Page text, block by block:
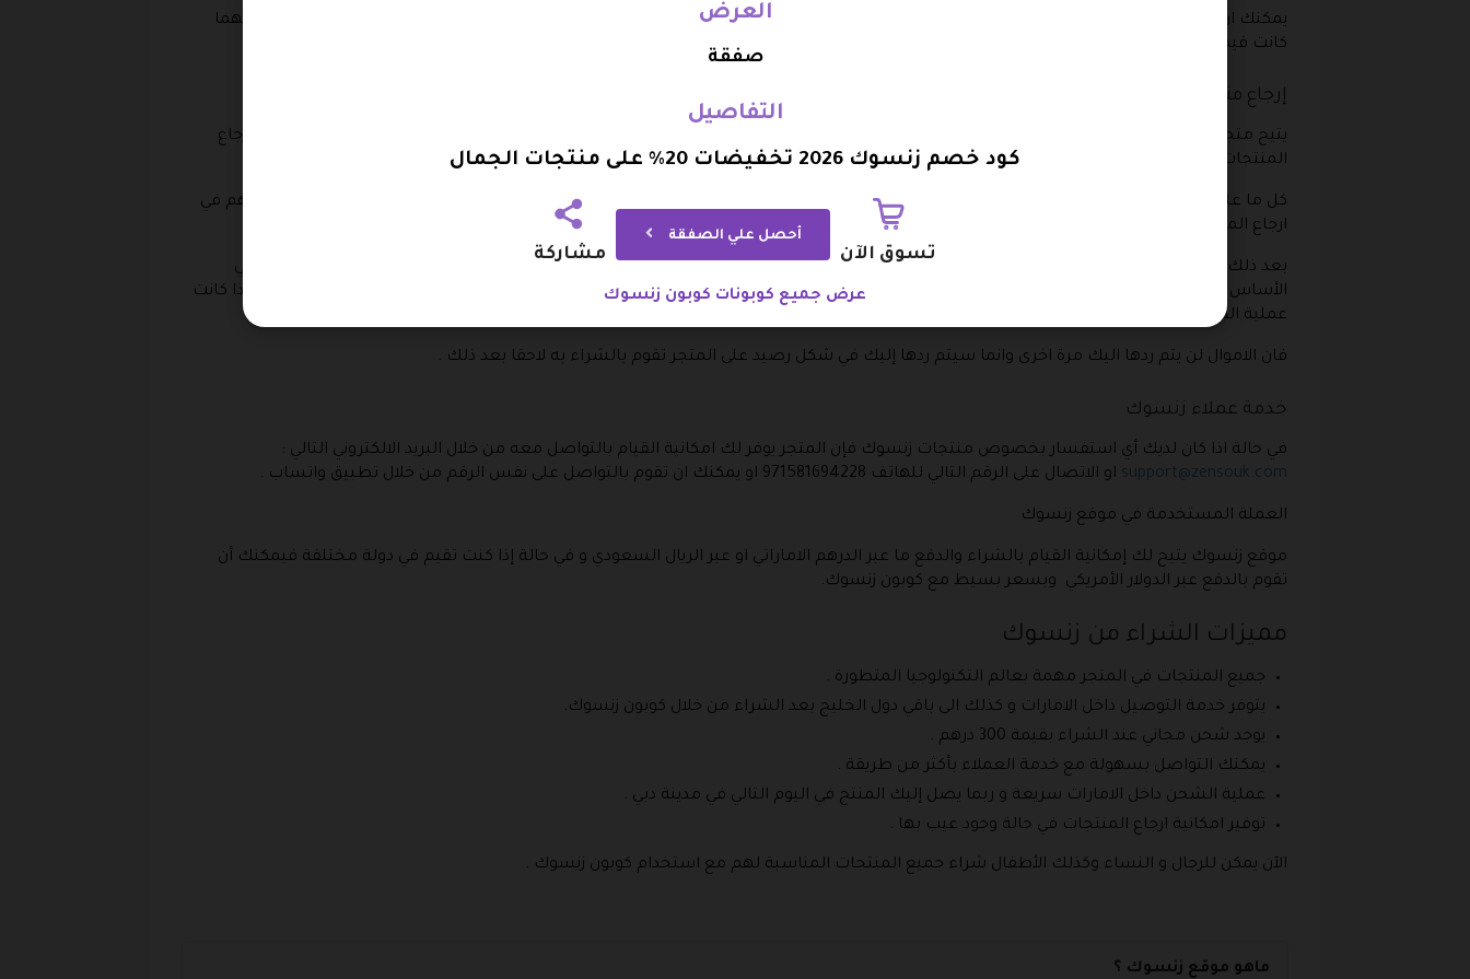
يمكنك ان تحصل على الشحن المجاني في متجر زنسوك في حالة اذا كان الطلب داخل دولة الإمارات فقط الشحن الى خارج دولة الامارات ليس مجاني مهما
كانت قيمة الطلبية و ثانيا لابد ان تكون قيمة المنتجات المشتراة هي 300 درهم أو أكثر من ذلك .
إرجاع منتجات زنسوك
يتيح متجر زنسوك القدرة على إرجاع المنتجات السلبية و في حالتها الأصلية و لا يمكن ذلك على المنتجات التي تم استخدامها كذلك يمكنك أن تقوم بارجاع
المنتجات إلى المتجر مرة اخرى وذلك في حالة إذا بها عيب مصنعي او وصلت اليك عن طريق الخطأ .
كل ما عليك القيام به هو التواصل مع متجر زنسوك خلال ثلاثة أيام من تاريخ استلام المنتجات عبر البريد الالكتروني او عبر رقم الهاتف و ابلاغهم برغبتهم في
ارجاع المنتجات .
بعد ذلك يتم إرجاع المنتجات بالاعتماد على شركة الشحن و في المقابل يتم رد المبلغ المالي المدفوع اليك مرة اخرى و في حالة إذا كانت عملية الدفع في
الأساس قد تمت من خلال استخدام الدفع الإلكتروني مثل البطاقة الائتمانية او باي بال سيتم رد المبلغ المالي المدفوع بنفس الطريقة بينما في حالة إذا كانت
عملية الدفع قد تمت في الأساس من خلال الدفع عند الاستلام .
فان الاموال لن يتم ردها اليك مرة اخرى وانما سيتم ردها إليك في شكل رصيد على المتجر تقوم بالشراء به لاحقا بعد ذلك .
خدمة عملاء زنسوك
في حالة اذا كان لديك أي استفسار بخصوص منتجات زنسوك فإن المتجر يوفر لك امكانية القيام بالتواصل معه من خلال البريد الالكتروني التالي :
support@zensouk.com او الاتصال على الرقم التالي للهاتف 971581694228 او يمكنك ان تقوم بالتواصل على نفس الرقم من خلال تطبيق واتساب .
العملة المستخدمة في موقع زنسوك
موقع زنسوك يتيح لك إمكانية القيام بالشراء والدفع ما عبر الدرهم الاماراتي او عبر الريال السعودي و في حالة إذا كنت تقيم في دولة مختلفة فيمكنك أن
تقوم بالدفع عبر الدولار الأمريكي وبسعر بسيط مع كوبون زنسوك.
مميزات الشراء من زنسوك
جميع المنتجات في المتجر مهمة بعالم التكنولوجيا المتطورة .
يتوفر خدمة التوصيل داخل الامارات و كذلك الى باقي دول الخليج بعد الشراء من خلال كوبون زنسوك.
يوجد شحن مجاني عند الشراء بقيمة 300 درهم .
يمكنك التواصل بسهولة مع خدمة العملاء بأكثر من طريقة .
عملية الشحن داخل الامارات سريعة و ربما يصل إليك المنتج في اليوم التالي في مدينة دبي .
توفير امكانية ارجاع المنتجات في حالة وجود عيب بها .
الآن يمكن للرجال و النساء وكذلك الأطفال شراء جميع المنتجات المناسبة لهم مع استخدام كوبون زنسوك .
ماهو موقع زنسوك ؟
العرض
صفقة
التفاصيل
كود خصم زنسوك 2026 تخفيضات 20% على منتجات الجمال
تسوق الآن
أحصل علي الصفقة
مشاركة
عرض جميع كوبونات كوبون زنسوك